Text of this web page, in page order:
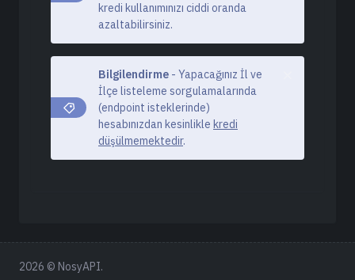
kredi kullanımınızı ciddi oranda
azaltabilirsiniz.
Bilgilendirme - Yapacağınız İl ve
İlçe listeleme sorgulamalarında
(endpoint isteklerinde)
hesabınızdan kesinlikle kredi
düşülmemektedir.
2026 © NosyAPI.